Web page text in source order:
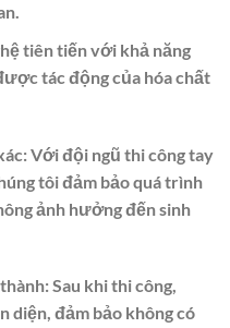
tiên tiến với khả năng
tác động của hóa chất
Với đội ngũ thi công tay
tôi đảm bảo quá trình
ảnh hưởng đến sinh
Sau khi thi công,
diện, đảm bảo không có